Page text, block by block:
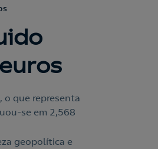
o que representa
se em 2,568
geopolítica e